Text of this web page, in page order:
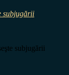
subjugării
subjugării